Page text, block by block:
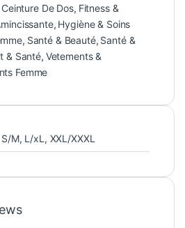
Ceinture De Dos, Fitness &
, Hygiène & Soins
, Santé & Beauté, Santé &
& Santé, Vetements &
Femme
S/M, L/xL , XXL/XXXL